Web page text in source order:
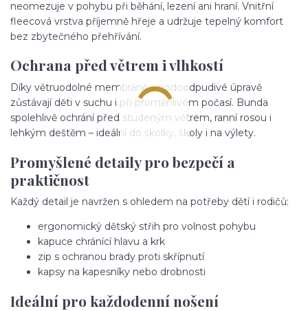
neomezuje v pohybu při běhání, lezení ani hraní. Vnitřní
fleecová vrstva příjemně hřeje a udržuje tepelný komfort
bez zbytečného přehřívání.
Ochrana před větrem i vlhkostí
Díky větruodolné membráně a vodoodpudivé úpravě
zůstávají děti v suchu i při proměnlivém počasí. Bunda
spolehlivě ochrání před studeným větrem, ranní rosou i
lehkým deštěm – ideální do školky, školy i na výlety.
Promyšlené detaily pro bezpečí a
praktičnost
Každý detail je navržen s ohledem na potřeby dětí i rodičů:
ergonomický dětský střih pro volnost pohybu
kapuce chránící hlavu a krk
zip s ochranou brady proti skřípnutí
kapsy na kapesníky nebo drobnosti
Ideální pro každodenní nošení